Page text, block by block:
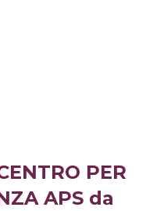
PER
APS da